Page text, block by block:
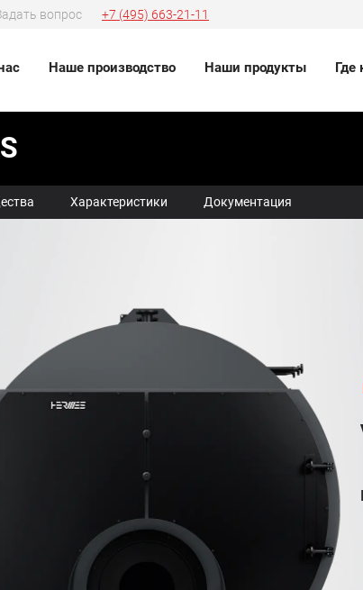
вопрос +7 (495) 663-21-11
Наше производство Наши продукты Где
Характеристики Документация